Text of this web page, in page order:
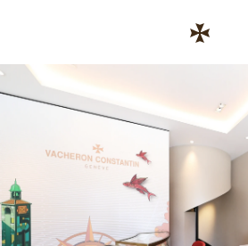
コーポレートサイトへのリンク
Return to Nav